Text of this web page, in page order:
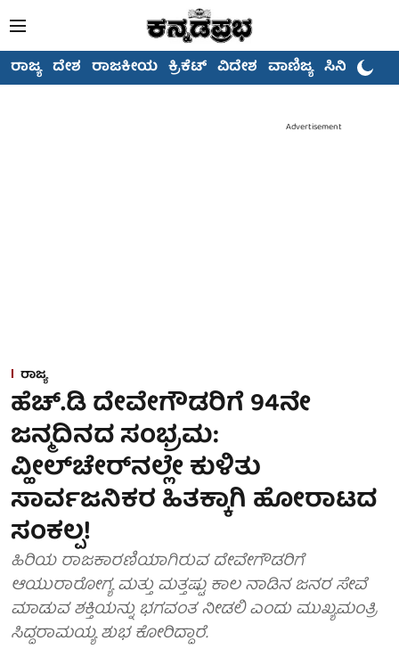
ರಾಜ್ಯ ದೇಶ ರಾಜಕೀಯ ಕ್ರಿಕೆಟ್ ವಿದೇಶ ವಾಣಿಜ್ಯ ಸಿನಿಮಾ
Advertisement
ರಾಜ್ಯ
ಹೆಚ್.ಡಿ ದೇವೇಗೌಡರಿಗೆ 94ನೇ
ಜನ್ಮದಿನದ ಸಂಭ್ರಮ:
ವ್ಹೀಲ್‌ಚೇರ್‌ನಲ್ಲೇ ಕುಳಿತು
ಸಾರ್ವಜನಿಕರ ಹಿತಕ್ಕಾಗಿ ಹೋರಾಟದ
ಸಂಕಲ್ಪ!
ಹಿರಿಯ ರಾಜಕಾರಣಿಯಾಗಿರುವ ದೇವೇಗೌಡರಿಗೆ
ಆಯುರಾರೋಗ್ಯ ಮತ್ತು ಮತ್ತಷ್ಟು ಕಾಲ ನಾಡಿನ ಜನರ ಸೇವೆ
ಮಾಡುವ ಶಕ್ತಿಯನ್ನು ಭಗವಂತ ನೀಡಲಿ ಎಂದು ಮುಖ್ಯಮಂತ್ರಿ
ಸಿದ್ದರಾಮಯ್ಯ ಶುಭ ಕೋರಿದ್ದಾರೆ.